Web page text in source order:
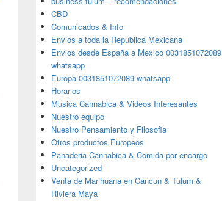
CBD
Comunicados & Info
Envios a toda la Republica Mexicana
Envios desde España a Mexico 0031851072089
whatsapp
Europa 0031851072089 whatsapp
Horarios
Musica Cannabica & Videos Interesantes
Nuestro equipo
Nuestro Pensamiento y Filosofia
Otros productos Europeos
Panaderia Cannabica & Comida por encargo
Uncategorized
Venta de Marihuana en Cancun & Tulum &
Riviera Maya